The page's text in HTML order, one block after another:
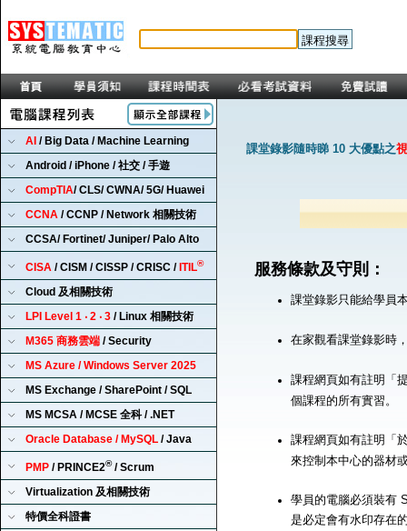
AI / Big Data / Machine Learning
Android / iPhone / 社交 / 手遊
CompTIA/ CLS/ CWNA/ 5G/ Huawei
CCNA / CCNP / Network 相關技術
CCSA/ Fortinet/ Juniper/ Palo Alto
CISA / CISM / CISSP / CRISC / ITIL®
Cloud 及相關技術
LPI Level 1 ‧ 2 ‧ 3 / Linux 相關技術
M365 商務雲端 / Security
MS Azure / Windows Server 2025
MS Exchange / SharePoint / SQL
MS MCSA / MCSE 全科 / .NET
Oracle Database / MySQL / Java
PMP / PRINCE2®/ Scrum
Virtualization 及相關技術
特價全科證書
課堂錄影隨時睇 10 大優點之
服務條款及守則：
課堂錄影只能給學員
在家觀看課堂錄影時
課程網頁如有註明「
個課程的所有實習。
課程網頁如有註明「
來控制本中心的器材
學員的電腦必須裝有
是必定會有水印存在